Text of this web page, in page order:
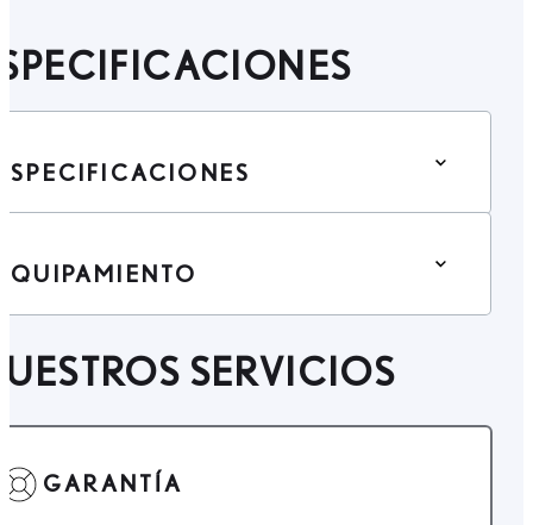
SERVICIOS
GARANTÍA